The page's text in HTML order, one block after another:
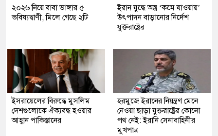
২০২৬ নিয়ে বাবা ভাঙ্গার ৫
ভবিষ্যদ্বাণী, মিলে গেছে ২টি
ইরান যুদ্ধে অস্ত্র ‘কমে যাওয়ায়’
উৎপাদন বাড়ানোর নির্দেশ
যুক্তরাষ্ট্রের
ইসরায়েলের বিরুদ্ধে মুসলিম
দেশগুলোকে ঐক্যবদ্ধ হওয়ার
আহ্বান পাকিস্তানের
হরমুজে ইরানের নিয়ন্ত্রণ মেনে
নেওয়া ছাড়া যুক্তরাষ্ট্রের কোনো
পথ নেই: ইরানি সেনাবাহিনীর
মুখপাত্র